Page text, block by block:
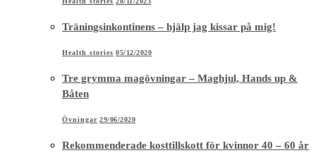
Träningsinkontinens – hjälp jag kissar på mig!
Health stories 05/12/2020
Tre grymma magövningar – Maghjul, Hands up &
Båten
Övningar 29/06/2020
Rekommenderade kosttillskott för kvinnor 40 – 60 år